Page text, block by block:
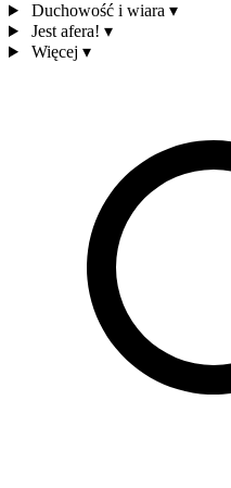
Duchowość i wiara ▾
Jest afera! ▾
Więcej ▾